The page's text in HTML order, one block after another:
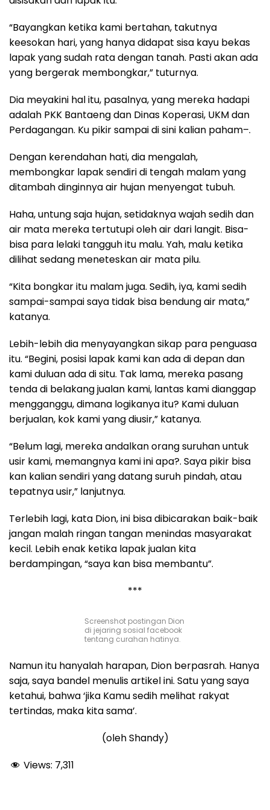
“Bayangkan ketika kami bertahan, takutnya
keesokan hari, yang hanya didapat sisa kayu bekas
lapak yang sudah rata dengan tanah. Pasti akan ada
yang bergerak membongkar,” tuturnya.
Dia meyakini hal itu, pasalnya, yang mereka hadapi
adalah PKK Bantaeng dan Dinas Koperasi, UKM dan
Perdagangan. Ku pikir sampai di sini kalian paham–.
Dengan kerendahan hati, dia mengalah,
membongkar lapak sendiri di tengah malam yang
ditambah dinginnya air hujan menyengat tubuh.
Haha, untung saja hujan, setidaknya wajah sedih dan
air mata mereka tertutupi oleh air dari langit. Bisa-
bisa para lelaki tangguh itu malu. Yah, malu ketika
dilihat sedang meneteskan air mata pilu.
“Kita bongkar itu malam juga. Sedih, iya, kami sedih
sampai-sampai saya tidak bisa bendung air mata,”
katanya.
Lebih-lebih dia menyayangkan sikap para penguasa
itu. “Begini, posisi lapak kami kan ada di depan dan
kami duluan ada di situ. Tak lama, mereka pasang
tenda di belakang jualan kami, lantas kami dianggap
mengganggu, dimana logikanya itu? Kami duluan
berjualan, kok kami yang diusir,” katanya.
“Belum lagi, mereka andalkan orang suruhan untuk
usir kami, memangnya kami ini apa?. Saya pikir bisa
kan kalian sendiri yang datang suruh pindah, atau
tepatnya usir,” lanjutnya.
Terlebih lagi, kata Dion, ini bisa dibicarakan baik-baik
jangan malah ringan tangan menindas masyarakat
kecil. Lebih enak ketika lapak jualan kita
berdampingan, “saya kan bisa membantu”.
***
Screenshot postingan Dion
di jejaring sosial facebook
tentang curahan hatinya.
Namun itu hanyalah harapan, Dion berpasrah. Hanya
saja, saya bandel menulis artikel ini. Satu yang saya
ketahui, bahwa ‘jika Kamu sedih melihat rakyat
tertindas, maka kita sama’.
(oleh Shandy)
Views: 7,311